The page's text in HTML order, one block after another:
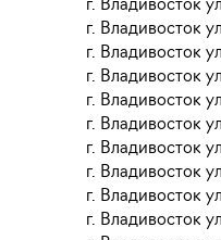
г. Владивосток
г. Владивосток
г. Владивосток
г. Владивосток
г. Владивосток
г. Владивосток
г. Владивосток
г. Владивосток
г. Владивосток
г. Владивосток